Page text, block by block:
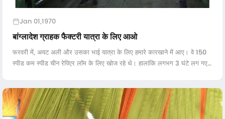
Jan 01,1970
बांग्लादेश ग्राहक फैक्टरी यात्रा के लिए आओ
फरवरी में, अयट अली और उसका भाई यात्रा के लिए हमारे कारखाने में आए। वे 150
स्पीड कम स्पीड चीन रेपिएर लॉम के लिए खोज रहे थे। हालांकि लगभग 3 घंटे लग गए